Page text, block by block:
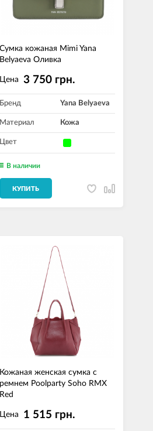
Сумка кожаная Mimi Yana
Belyaeva Оливка
Цена 3 750 грн.
Бренд Yana Belyaeva
Материал Кожа
Цвет
В наличии
КУПИТЬ
Кожаная женская сумка с
ремнем Poolparty Soho RMX
Red
Цена 1 515 грн.